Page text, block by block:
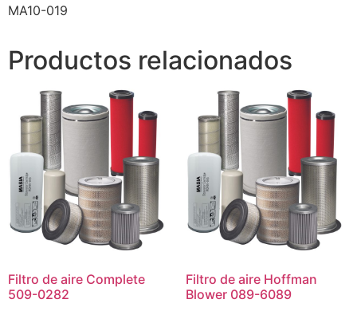
MA10-019
Productos relacionados
Filtro de aire Complete
509-0282
Filtro de aire Hoffman
Blower 089-6089